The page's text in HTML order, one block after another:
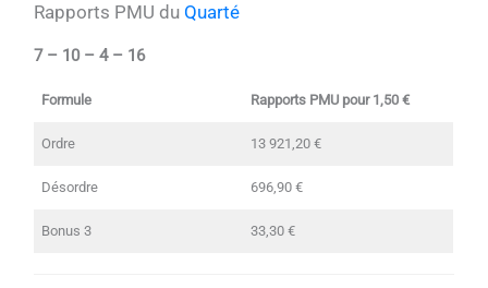
Rapports PMU du Quarté
7 – 10 – 4 – 16
Formule Rapports PMU pour 1,50 €
Ordre 13 921,20 €
Désordre 696,90 €
Bonus 3 33,30 €